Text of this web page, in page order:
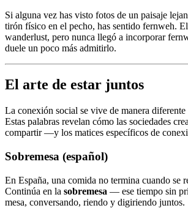
Si alguna vez has visto fotos de un paisaje
tirón físico en el pecho, has sentido fernweh.
wanderlust, pero nunca llegó a incorporar
duele un poco más admitirlo.
El arte de estar juntos
La conexión social se vive de manera diferente
Estas palabras revelan cómo las sociedades
compartir —y los matices específicos de
Sobremesa (español)
En España, una comida no termina cuando se
Continúa en la sobremesa — ese tiempo sin
mesa, conversando, riendo y digiriendo juntos.